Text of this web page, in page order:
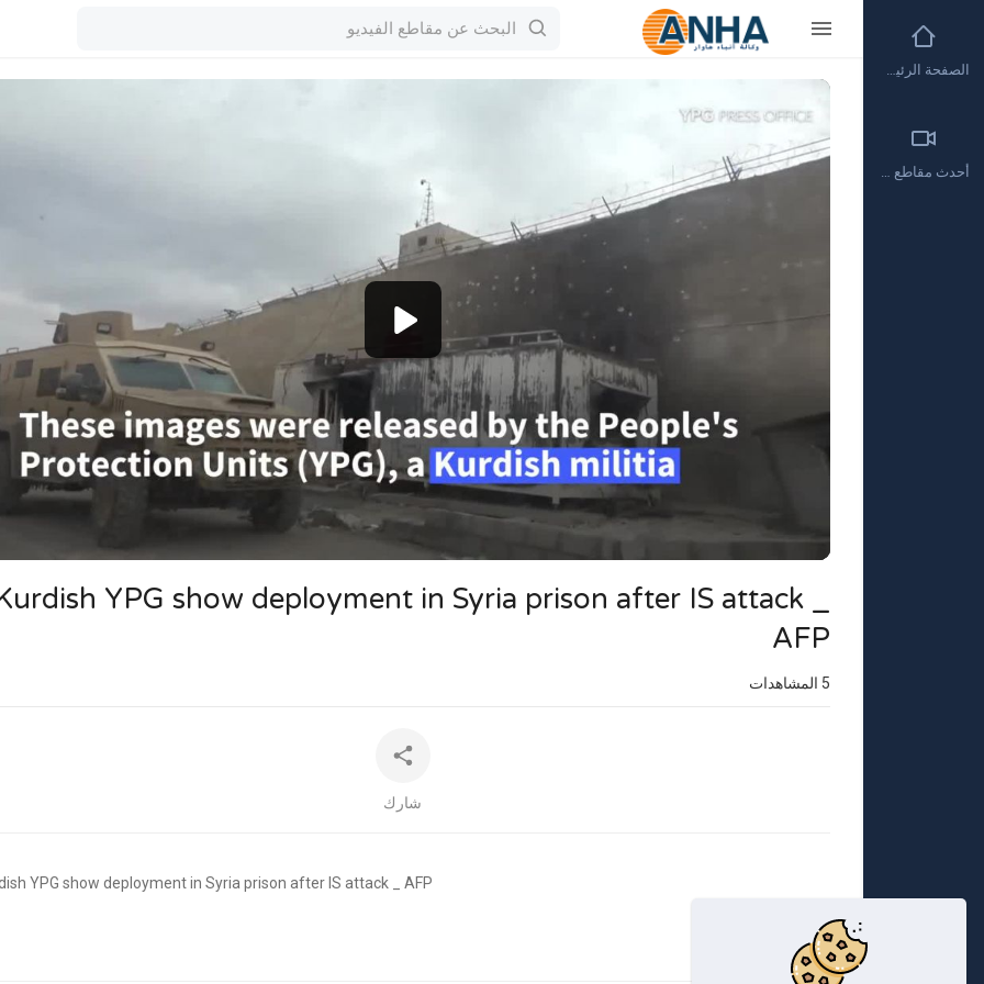
Video
Player
720p
480p
360p
240p
YPG show deployment in Syria prison after IS attack _
AFP
5 المشاهدات
شارك
YPG show deployment in Syria prison after IS attack _ AFP
أظهر المزيد
الصفحة الرئيسية
أحدث مقاطع الفيديو